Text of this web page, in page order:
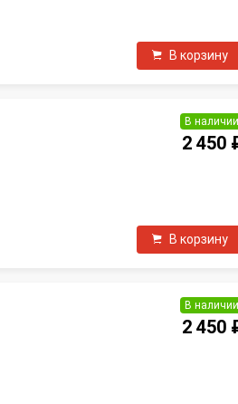
В корзину
В наличии
2 450
В корзину
В наличии
2 450